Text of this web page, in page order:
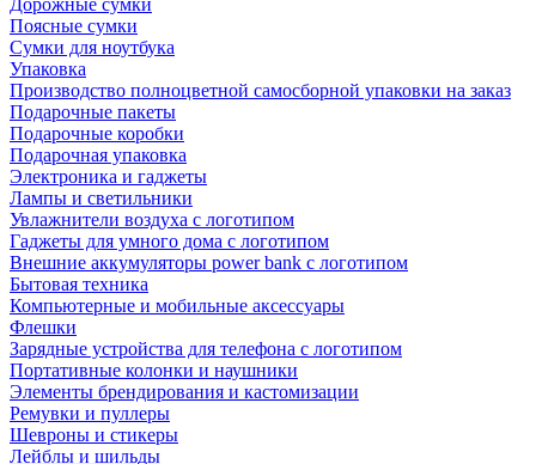
Дорожные сумки
Поясные сумки
Сумки для ноутбука
Упаковка
Производство полноцветной самосборной упаковки на заказ
Подарочные пакеты
Подарочные коробки
Подарочная упаковка
Электроника и гаджеты
Лампы и светильники
Увлажнители воздуха с логотипом
Гаджеты для умного дома с логотипом
Внешние аккумуляторы power bank с логотипом
Бытовая техника
Компьютерные и мобильные аксессуары
Флешки
Зарядные устройства для телефона с логотипом
Портативные колонки и наушники
Элементы брендирования и кастомизации
Ремувки и пуллеры
Шевроны и стикеры
Лейблы и шильды